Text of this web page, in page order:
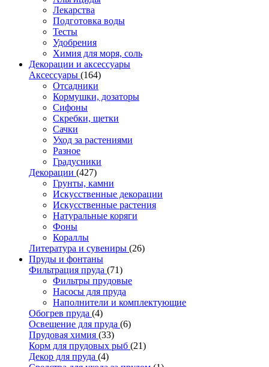
Лекарства
Подготовка воды
Тесты
Удобрения
Химия для моря, соль
Декорации и аксессуары
Аксессуары (164)
Отсадники
Кормушки, дозаторы
Сифоны
Скребки, щетки
Сачки
Уход за растениями
Разное
Градусники
Декорации (427)
Грунты, камни
Искусственные декорации
Искусственные растения
Натуральные коряги
Фоны
Кораллы
Литература и сувениры (26)
Пруды и фонтаны
Фильтрация пруда (71)
Фильтры прудовые
Насосы для пруда
Наполнители и комплектующие
Обогрев пруда (4)
Освещение для пруда (6)
Прудовая химия (33)
Корм для прудовых рыб (21)
Декор для пруда (4)